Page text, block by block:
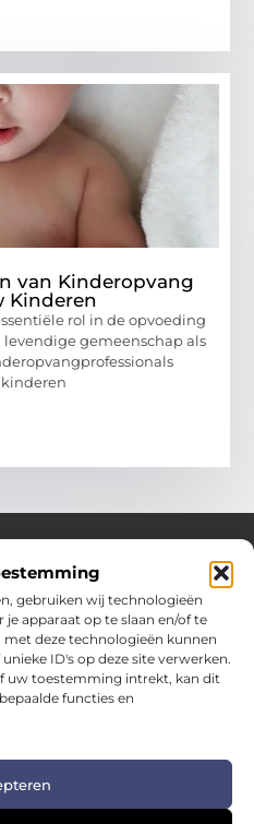
gebruiken wij technologieën
apparaat op te slaan en/of te
deze technologieën kunnen
ID's op deze site verwerken.
uw toestemming intrekt, kan dit
functies en
van Kinderopvang
Kinderen
rol in de opvoeding
gemeenschap als
handige tips voor het
blogs en artikelen
en verrassende inzichten
halen.